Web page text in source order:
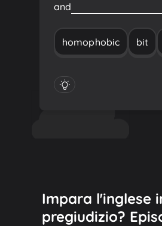
and
homophobic bit
Impara l'inglese
pregiudizio?